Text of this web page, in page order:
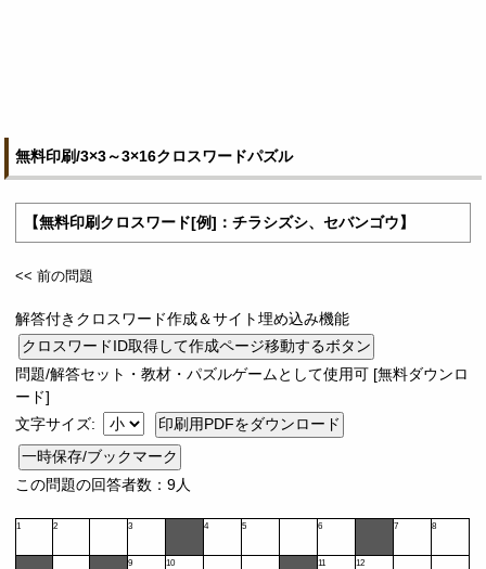
無料印刷/3×3～3×16クロスワードパズル
【無料印刷クロスワード[例]：チラシズシ、セバンゴウ】
<< 前の問題
解答付きクロスワード作成＆サイト埋め込み機能
問題/解答セット・教材・パズルゲームとして使用可 [無料ダウンロ
ード]
文字サイズ:
一時保存/ブックマーク
この問題の回答者数：9人
1 2 3 4 5 6 7 8
9 10 11 12